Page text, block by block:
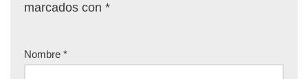
marcados con *
Nombre *